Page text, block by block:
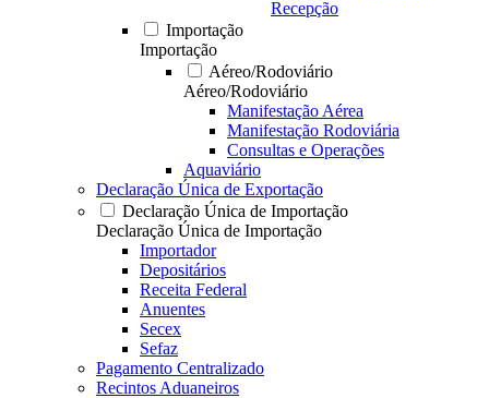
Recepção
Importação
Importação
Aéreo/Rodoviário
Aéreo/Rodoviário
Manifestação Aérea
Manifestação Rodoviária
Consultas e Operações
Aquaviário
Declaração Única de Exportação
Declaração Única de Importação
Declaração Única de Importação
Importador
Depositários
Receita Federal
Anuentes
Secex
Sefaz
Pagamento Centralizado
Recintos Aduaneiros